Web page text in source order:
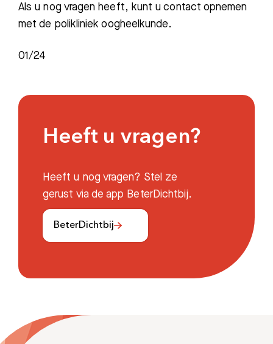
Als u nog vragen heeft, kunt u contact opnemen
met de polikliniek oogheelkunde.
01/24
Heeft u vragen?
Heeft u nog vragen? Stel ze
gerust via de app BeterDichtbij.
BeterDichtbij